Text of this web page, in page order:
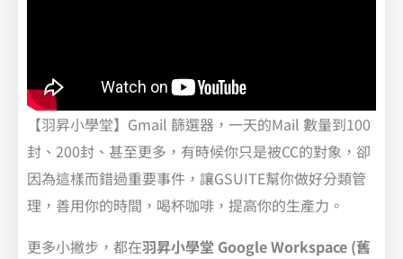
【羽昇小學堂】Gmail 篩選器，一天的Mail 數量到100
封、200封、甚至更多，有時候你只是被CC的對象，卻
因為這樣而錯過重要事件，讓GSUITE幫你做好分類管
理，善用你的時間，喝杯咖啡，提高你的生產力。
更多小撇步，都在羽昇小學堂 Google Workspace (舊